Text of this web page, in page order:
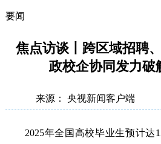
要闻
焦点访谈丨跨区域招聘
政校企协同发力破
来源： 央视新闻客户端
2025年全国高校毕业生预计达